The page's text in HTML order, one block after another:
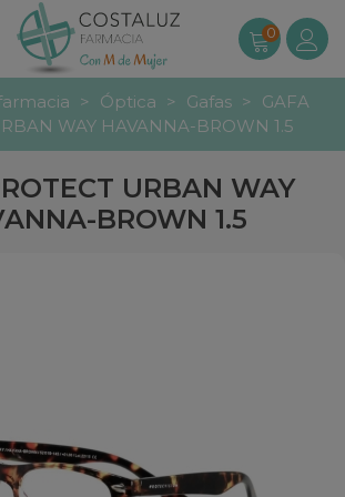
0
> Óptica > Gafas >
GAFA
WAY HAVANNA-BROWN 1.5
URBAN WAY
BROWN 1.5